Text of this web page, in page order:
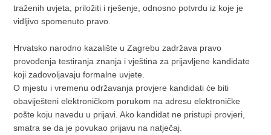
traženih uvjeta, priložiti i rješenje, odnosno potvrdu iz koje je
vidljivo spomenuto pravo.
Hrvatsko narodno kazalište u Zagrebu zadržava pravo
provođenja testiranja znanja i vještina za prijavljene kandidate
koji zadovoljavaju formalne uvjete.
O mjestu i vremenu održavanja provjere kandidati će biti
obaviješteni elektroničkom porukom na adresu elektroničke
pošte koju navedu u prijavi. Ako kandidat ne pristupi provjeri,
smatra se da je povukao prijavu na natječaj.